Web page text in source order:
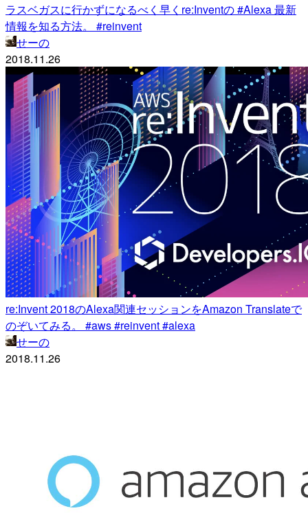
ラスベガスに行かずになるべく早くre:Inventの #Alexa 最新
情報を知る方法。 #reinvent
せーの
2018.11.26
re:Invent 2018のAlexa関連セッションをAmazon Translateで
のぞいてみる。 #aws #reinvent #alexa
せーの
2018.11.26